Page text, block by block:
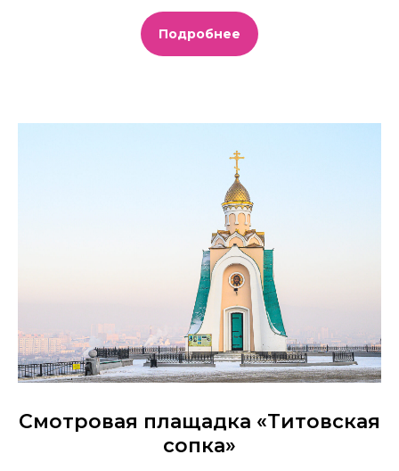
Подробнее
Смотровая плащадка «Титовская
сопка»